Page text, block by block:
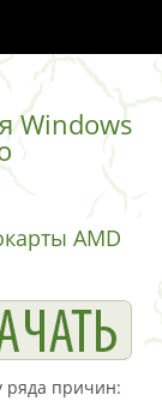
Windows
AMD
ряда причин: